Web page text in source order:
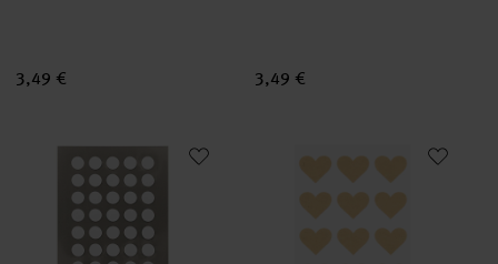
3,49 € 3,49 €
Paper Poetry Office Sticker Punkte 8mm 4 Bogen
Paper Poetry Kraftpapier